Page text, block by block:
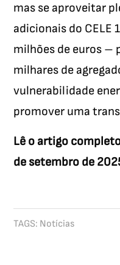
mas se aproveitar
adicionais do CELE
milhões de euros –
milhares de
vulnerabilidade
promover uma
Lê o artigo
de setembro de
TAGS: Notícias